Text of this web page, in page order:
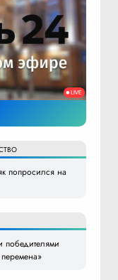
попросился на
победителями